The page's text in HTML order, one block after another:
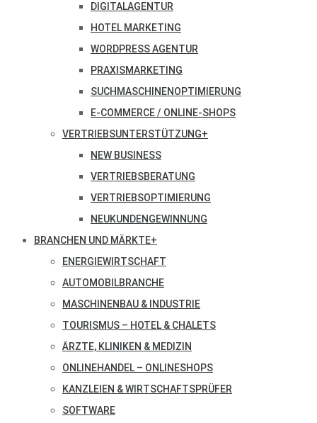
DIGITALAGENTUR
HOTEL MARKETING
WORDPRESS AGENTUR
PRAXISMARKETING
SUCHMASCHINENOPTIMIERUNG
E-COMMERCE / ONLINE-SHOPS
VERTRIEBSUNTERSTÜTZUNG+
NEW BUSINESS
VERTRIEBSBERATUNG
VERTRIEBSOPTIMIERUNG
NEUKUNDENGEWINNUNG
BRANCHEN UND MÄRKTE+
ENERGIEWIRTSCHAFT
AUTOMOBILBRANCHE
MASCHINENBAU & INDUSTRIE
TOURISMUS – HOTEL & CHALETS
ÄRZTE, KLINIKEN & MEDIZIN
ONLINEHANDEL – ONLINESHOPS
KANZLEIEN & WIRTSCHAFTSPRÜFER
SOFTWARE